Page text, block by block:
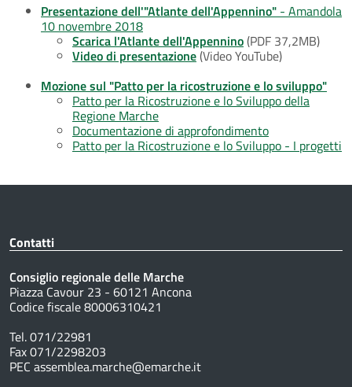
Presentazione dell'"Atlante dell'Appennino" - Amandola
10 novembre 2018
Scarica l'Atlante dell'Appennino(PDF 37,2MB)
Video di presentazione(Video YouTube)
Mozione sul "Patto per la ricostruzione e lo sviluppo"
Patto per la Ricostruzione e lo Sviluppo della
Regione Marche
Documentazione di approfondimento
Patto per la Ricostruzione e lo Sviluppo - I progetti
Contatti
Consiglio regionale delle Marche
Piazza Cavour 23 - 60121 Ancona
Codice fiscale 80006310421
Tel. 071/22981
Fax 071/2298203
PEC assemblea.marche@emarche.it